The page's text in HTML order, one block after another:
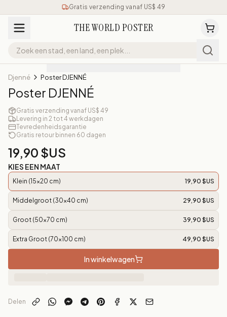
Gratis verzending vanaf US$ 49
THE WORLD POSTER
Djenné Poster DJENNÉ
Poster DJENNÉ
Gratis verzending vanaf US$ 49
Levering in 2 tot 4 werkdagen
Tevredenheidsgarantie
Gratis retour binnen 60 dagen
19,90 $US
KIES EEN MAAT
Klein (15x20 cm) 19,90 $US
Middelgroot (30x40 cm) 29,90 $US
Groot (50x70 cm) 39,90 $US
Extra Groot (70x100 cm) 49,90 $US
In winkelwagen
Delen